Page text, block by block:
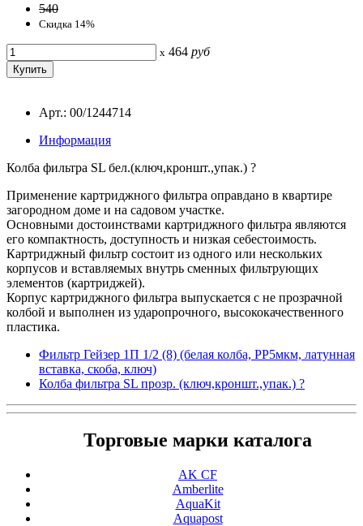
540
Скидка 14%
x 464 руб
Арт.: 00/1244714
Информация
Колба фильтра SL бел.(ключ,кроншт.,упак.) ?
Применение картриджного фильтра оправдано в квартире
загородном доме и на садовом участке.
Основными достоинствами картриджного фильтра являются
его компактность, доступность и низкая себестоимость.
Картриджный фильтр состоит из одного или нескольких
корпусов и вставляемых внутрь сменных фильтрующих
элементов (картриджей).
Корпус картриджного фильтра выпускается с не прозрачной
колбой и выполнен из ударопрочного, высококачественного
пластика.
Фильтр Гейзер 1П 1/2 (8) (белая колба, РР5мкм, латунная
вставка, скоба, ключ)
Колба фильтра SL прозр. (ключ,кроншт.,упак.) ?
Торговые марки каталога
AK CF
Amberlite
AquaKit
Aquapost